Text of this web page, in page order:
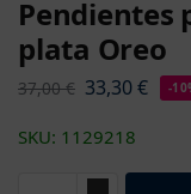
Pendientes
plata Oreo
37,00€ 33,30€ -
SKU: 1129218